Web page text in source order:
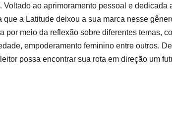
ao aprimoramento pessoal e dedicada
a Latitude deixou a sua marca nesse
por meio da reflexão sobre diferentes temas,
empoderamento feminino entre outros.
possa encontrar sua rota em direção um